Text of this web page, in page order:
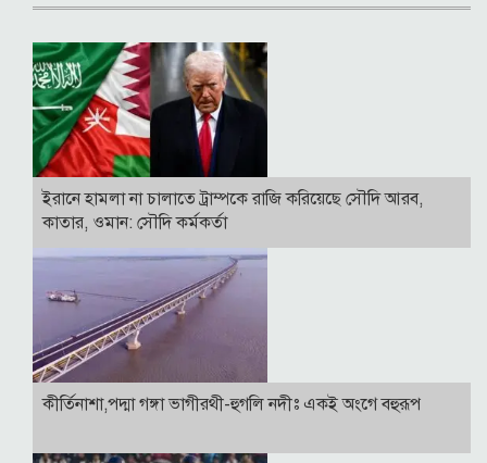
ইরানে হামলা না চালাতে ট্রাম্পকে রাজি করিয়েছে সৌদি আরব,
কাতার, ওমান: সৌদি কর্মকর্তা
কীর্তিনাশা,পদ্মা গঙ্গা ভাগীরথী-হুগলি নদীঃ একই অংগে বহুরূপ